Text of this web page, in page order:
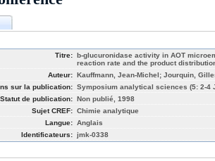
Titre: b-glucuronidase activity in AOT
reaction rate and the product
Auteur: Kauffmann, Jean-Michel; Jourquin,
sur la publication: Symposium analytical sciences (5: 2-4
Statut de publication: Non publié, 1998
Sujet CREF: Chimie analytique
Langue: Anglais
Identificateurs: jmk-0338